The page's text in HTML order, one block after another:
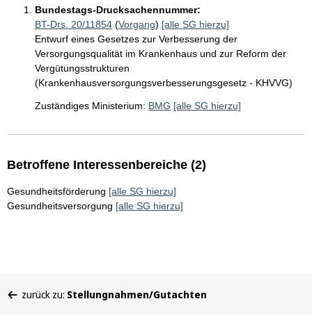
Bundestags-Drucksachennummer:
BT-Drs. 20/11854 (Vorgang) [alle SG hierzu]
Entwurf eines Gesetzes zur Verbesserung der
Versorgungsqualität im Krankenhaus und zur Reform der
Vergütungsstrukturen
(Krankenhausversorgungsverbesserungsgesetz - KHVVG)
Zuständiges Ministerium: BMG [alle SG hierzu]
Betroffene Interessenbereiche (2)
Gesundheitsförderung [alle SG hierzu]
Gesundheitsversorgung [alle SG hierzu]
befinden
zurück zu: Stellungnahmen/Gutachten